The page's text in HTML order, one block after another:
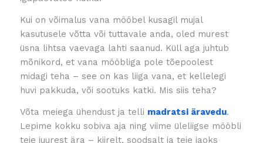
Kui on võimalus vana mööbel kusagil mujal
kasutusele võtta või tuttavale anda, oled murest
üsna lihtsa vaevaga lahti saanud. Küll aga juhtub
mõnikord, et vana mööbliga pole tõepoolest
midagi teha – see on kas liiga vana, et kellelegi
huvi pakkuda, või sootuks katki. Mis siis teha?
Võta meiega ühendust ja telli madratsi äravedu.
Lepime kokku sobiva aja ning viime üleliigse mööbli
teie juurest ära – kiirelt, soodsalt ja teie jaoks